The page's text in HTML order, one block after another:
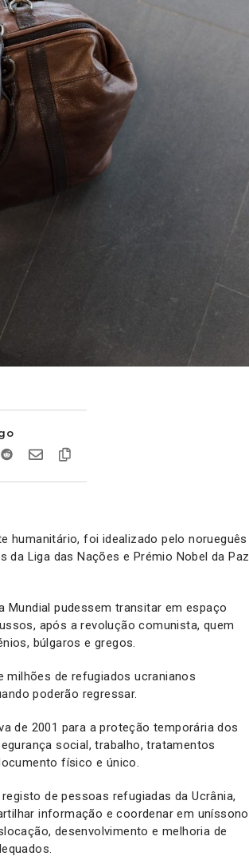
humanitário, foi idealizado pelo norueguês
Liga das Nações e Prémio Nobel da Paz
Mundial pudessem transitar em espaço
após a revolução comunista, quem
búlgaros e gregos.
milhões de refugiados ucranianos
poderão regressar.
de 2001 para a proteção temporária dos
social, trabalho, tratamentos
físico e único.
de pessoas refugiadas da Ucrânia,
informação e coordenar em uníssono
desenvolvimento e melhoria de